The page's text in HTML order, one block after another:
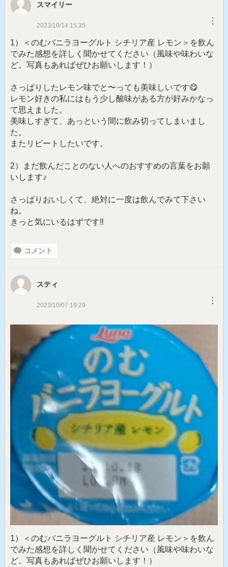
スマイリー
2023/10/14 15:35 ︙
1）＜のむバニラヨーグルト シチリア産 レモン＞を飲ん
でみた感想を詳しく聞かせてください（風味や味わいな
ど。写真もあればぜひお願いします！）
さっぱりしたレモン味でと〜っても美味しいです😋
レモン好きの私にはもう少し酸味がある方が好みかなっ
て思えました。
美味しすぎて、あっという間に飲み切ってしまいまし
た。
またリピートしたいです。
2）まだ飲んだことのない人へのおすすめの言葉をお願
いします♪
さっぱりおいしくて、絶対に一度は飲んでみて下さい
ね。
きっと気にいるはずです‼️
コメント
スティ
2023/10/07 19:29 ︙
1）＜のむバニラヨーグルト シチリア産 レモン＞を飲ん
でみた感想を詳しく聞かせてください（風味や味わいな
ど。写真もあればぜひお願いします！）